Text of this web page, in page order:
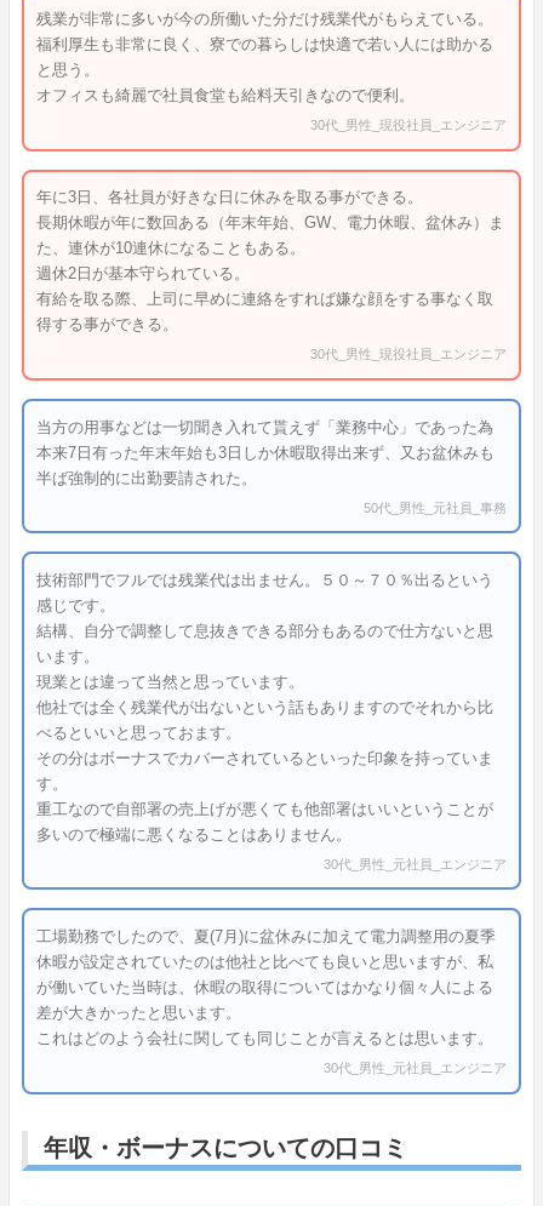
残業が非常に多いが今の所働いた分だけ残業代がもらえている。
福利厚生も非常に良く、寮での暮らしは快適で若い人には助かる
と思う。
オフィスも綺麗で社員食堂も給料天引きなので便利。
30代_男性_現役社員_エンジニア
年に3日、各社員が好きな日に休みを取る事ができる。
長期休暇が年に数回ある（年末年始、GW、電力休暇、盆休み）ま
た、連休が10連休になることもある。
週休2日が基本守られている。
有給を取る際、上司に早めに連絡をすれば嫌な顔をする事なく取
得する事ができる。
30代_男性_現役社員_エンジニア
当方の用事などは一切聞き入れて貰えず「業務中心」であった為
本来7日有った年末年始も3日しか休暇取得出来ず、又お盆休みも
半ば強制的に出勤要請された。
50代_男性_元社員_事務
技術部門でフルでは残業代は出ません。５０～７０％出るという
感じです。
結構、自分で調整して息抜きできる部分もあるので仕方ないと思
います。
現業とは違って当然と思っています。
他社では全く残業代が出ないという話もありますのでそれから比
べるといいと思っておます。
その分はボーナスでカバーされているといった印象を持っていま
す。
重工なので自部署の売上げが悪くても他部署はいいということが
多いので極端に悪くなることはありません。
30代_男性_元社員_エンジニア
工場勤務でしたので、夏(7月)に盆休みに加えて電力調整用の夏季
休暇が設定されていたのは他社と比べても良いと思いますが、私
が働いていた当時は、休暇の取得についてはかなり個々人による
差が大きかったと思います。
これはどのよう会社に関しても同じことが言えるとは思います。
30代_男性_元社員_エンジニア
年収・ボーナスについての口コミ